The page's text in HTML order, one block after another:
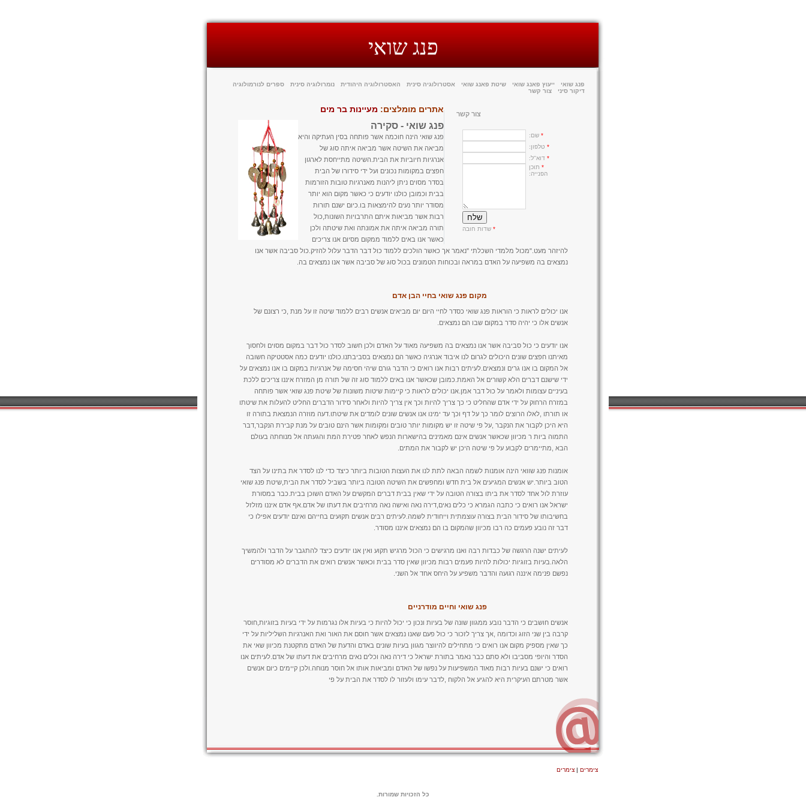
פנג שואי
פנג שואי ייעוץ פאנג שואי שיטת פאנג שואי אסטרולוגיה סינית האסטרולוגיה היהודית נומרולוגיה סינית
ספרים לנורמולוגיה
דיקור סיני
צור קשר
צור קשר
* שם:
* טלפון:
* דוא"ל:
* תוכן
הפנייה:
* שדות חובה
אתרים מומלצים: מעיינות בר מים
פנג שואי - סקירה
פנג שואי הינה חוכמה אשר פותחה בסין העתיקה והיא
מביאה את השיטה אשר מביאה איתה סוג של
אנרגיות חיוביות את הבית.השיטה מתייחסת לארגון
חפצים במקומות נכונים ועל ידי סידורו של הבית
בסדר מסוים ניתן ליהנות מאנרגיות טובות הזורמות
בבית וכמובן כולנו יודעים כי כאשר מקום הוא יותר
מסודר יותר נעים להימצאות בו.כיום ישנם תורות
רבות אשר מביאות איתם התרבויות השונות,כול
תורה מביאה איתה את אמונתה ואת שיטתה ולכן
כאשר אנו באים ללמוד ממקום מסיום אנו צריכים
להיזהר מעט."מכול מלמדי השכלתי "נאמר אך כאשר הולכים ללמוד כול דבר הדבר עלול להזיק.כול סביבה אשר אנו
נמצאים בה משפיעה על האדם במראה ובכוחות הטמונים בכול סוג של סביבה אשר אנו נמצאים בה.
מקום פנג שואי בחיי הבן אדם
אנו יכולים לראות כי הוראות פנג שואי כסדר לחיי היום יום מביאים אנשים רבים ללמוד שיטה זו על מנת ,כי רצונם של
אנשים אלו כי יהיה סדר במקום שבו הם נמצאים.
אנו יודעים כי כול סביבה אשר אנו נמצאים בה משפיעה מאוד על האדם ולכן חשוב לסדר כול דבר במקום מסוים ולחסוך
מאיתנו חפצים שונים היכולים לגרום לנו איבוד אנרגיה כאשר הם נמצאים בסביבתנו.כולנו יודעים כמה אסטטיקה חשובה
אל המקום בו אנו גרים ונמצאים.לעיתים רבות אנו רואים כי הדבר גורם שיהי חסימה של אנרגיות במקום בו אנו נמצאים על
ידי שישנם דברים הלא קשורים אל האמת.כמובן שכאשר אנו באים ללמוד סוג זה של תורה מן המזרח איננו צריכים ללכת
בעיניים עצומות ולאמר על כול דבר אמן.אנו יכולים לראות כי קיימות שיטות משונות של שיטת פנג שואי אשר פותחה
במזרח הרחוק על ידי אדם שהחליט כי כך צריך להיות וכך אין צריך להיות ולאחר סידור הדברים החליט להעלות את שיטתו
או תורתו ,לאלו הרוצים לומר כך על דף וכך עד ימינו אנו אנשים שונים לומדים את שיטתו.דעה מוזרה הנמצאת בתורה זו
היא היכן לקבור את הנקבר ,על פי שיטה זו יש מקומות יותר טובים ומקומות אשר הינם טובים על מנת קבירת הנקבר,דבר
התמוה ביות ר מכיוון שכאשר אנשים אינם מאמינים בהישארות הנפש לאחר פטירת המת והגעתה אל מנוחתה בעולם
הבא ,מתיימרים לקבוע על פי שיטה היכן יש לקבור את המתים.
אומנות פנג שוואי הינה אומנות לשמה הבאה לתת לנו את העצות הטובות ביותר כיצד כדי לנו לסדר את בתינו על הצד
הטוב ביותר.יש אנשים המגיעים אל בית חדש ומחפשים את השיטה הטובה ביותר בשביל לסדר את הבית,שיטת פנג שואי
עוזרת לול אחד לסדר את ביתו בצורה הטובה על ידי שאין בבית דברים המקשים על האדם השוכן בבית.כבר במסורת
ישראל אנו רואים כי כתבה הגמרא כי כלים נאים,דירה נאה ואישה נאה מרחיבים את דעתו של אדם.אף אדם איננו מזלזל
בחשיבותו של סידור הבית בצורה עוצמתית וייחודית לשמה.לעיתים רבים אנשים תקועים בחייהם ואינם יודעים אפילו כי
דבר זה נובע פעמים כה רבו מכיוון שהמקום בו הם נמצאים איננו מסודר.
לעיתים ישנה הרגשה של כבדות רבה ואנו מרגישים כי הכול מרגיש תקוע ואין אנו יודעים כיצד להתגבר על הדבר ולהמשיך
הלאה.בעיות בזוגיות יכולות להיות פעמים רבות מכיוון שאין סדר בבית וכאשר אנשים רואים את הדברים לא מסודרים
נפשם פנימה איננה רגועה והדבר משפיע על היחס אחד אל השני.
פנג שואי וחיים מודרניים
אנשים חושבים כי הדבר נובע ממגוון שונה של בעיות ונכון כי יכול להיות כי בעיות אלו נגרמות על ידי בעיות בזוגיות,חוסר
קרבה בין שני הזוג וכדומה ,אך צריך לזכור כי כול פעם שאנו נמצאים אשר חוסם את האור ואת האנרגיות השליליות על ידי
כך שאין מספיק מקום אנו רואים כי מתחילים להיווצר מגוון בעיות שונים באדם והדעת של האדם מתקטנת מכיוון שאי את
הסדר והיופי מסביבו ולא סתם כבר נאמר בתורת ישראל כי דירה נאה וכלים נאים מרחיבים את דעתו של אדם.לעיתים אנו
רואים כי ישנם בעיות רבות מאוד המשפיעות על נפשו של האדם ומביאות אותו אל חוסר מנוחה.ולכן קיימים כיום אנשים
אשר מטרתם העיקרית היא להגיע אל הלקוח ,לדבר עימו ולעזור לו לסדר את הבית על פי
צימרים | צימרים
כל הזכויות שמורות.